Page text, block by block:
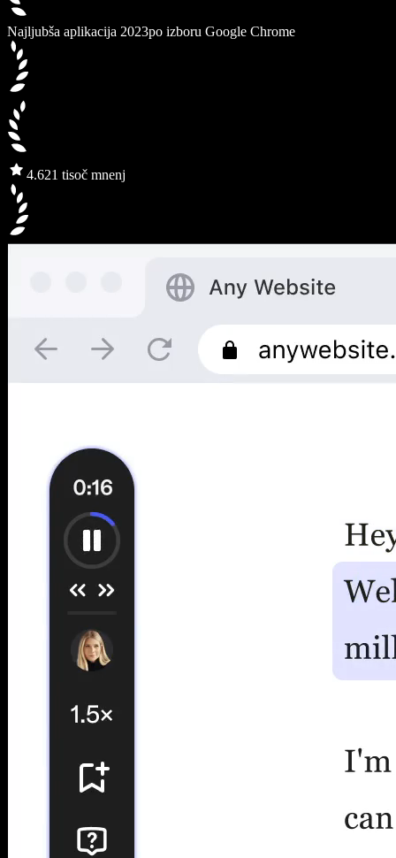
Najljubša aplikacija 2023po izboru Google Chrome
4.621 tisoč mnenj